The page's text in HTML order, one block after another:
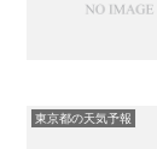
東京都の天気予報